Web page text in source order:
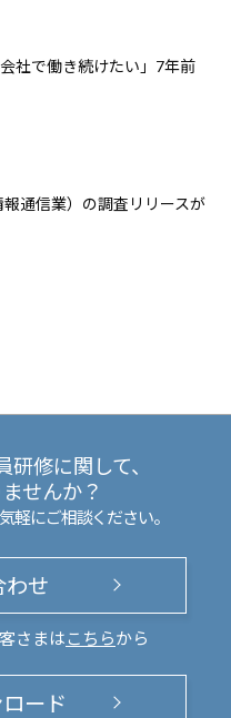
社で働き続けたい」7年前
通信業）の調査リリースが
修に関して、
せんか？
軽にご相談ください。
わせ
さまは こちらから
ード